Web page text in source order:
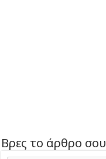
Βρες το άρθρο σου